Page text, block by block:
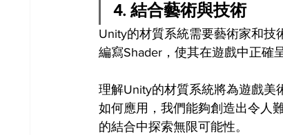
4. 結合藝術與技術
Unity的材質系統需要藝術家和
編寫Shader，使其在遊戲中正確
理解Unity的材質系統將為遊戲美
如何應用，我們能夠創造出令人
的結合中探索無限可能性。